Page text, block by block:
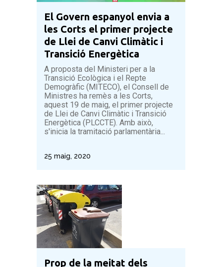
El Govern espanyol envia a
les Corts el primer projecte
de Llei de Canvi Climàtic i
Transició Energètica
A proposta del Ministeri per a la
Transició Ecològica i el Repte
Demogràfic (MITECO), el Consell de
Ministres ha remès a les Corts,
aquest 19 de maig, el primer projecte
de Llei de Canvi Climàtic i Transició
Energètica (PLCCTE). Amb això,
s'inicia la tramitació parlamentària...
25 maig, 2020
Prop de la meitat dels